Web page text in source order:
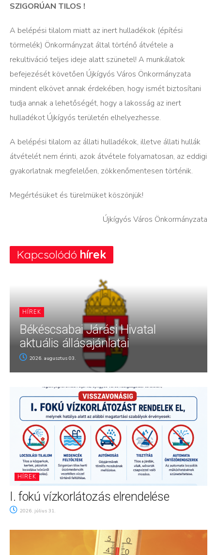
SZIGORÚAN TILOS !
A belépési tilalom miatt az inert hulladékok (építési
törmelék) Önkormányzat által történő átvétele a
rekultiváció teljes ideje alatt szünetel! A munkálatok
befejezését követően Újkígyós Város Önkormányzata
mindent elkövet annak érdekében, hogy ismét biztosítani
tudja annak a lehetőségét, hogy a lakosság az inert
hulladékot Újkígyós területén elhelyezhesse.
A belépési tilalom az állati hulladékok, illetve állati hullák
átvételét nem érinti, azok átvétele folyamatosan, az eddigi
gyakorlatnak megfelelően, zökkenőmentesen történik.
Megértésüket és türelmüket köszönjük!
Újkígyós Város Önkormányzata
Kapcsolódó hírek
HÍREK
Békéscsabai Járási Hivatal
aktuális állásajánlatai
2026. augusztus 03.
HÍREK
I. fokú vízkorlátozás elrendelése
2026. július 31.